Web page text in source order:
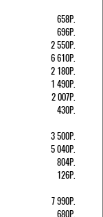
658Р.
696Р.
2 550Р.
6 610Р.
2 180Р.
1 490Р.
2 007Р.
430Р.
3 500Р.
5 040Р.
804Р.
126Р.
7 990Р.
680Р.